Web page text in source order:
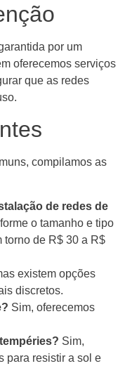
por um
oferecemos serviços
que as redes
compilamos as
de redes de
o tamanho e tipo
torno de R$ 30 a R$
existem opções
discretos.
Sim, oferecemos
Sim,
para resistir a sol e